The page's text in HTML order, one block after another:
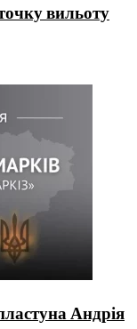
вильоту
Андрія